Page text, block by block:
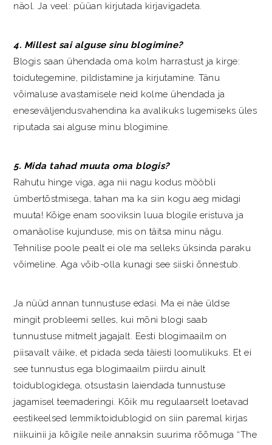
näol. Ja veel: püüan kirjutada kirjavigadeta.
4. Millest sai alguse sinu blogimine?
Blogis saan ühendada oma kolm harrastust ja kirge:
toidutegemine, pildistamine ja kirjutamine. Tänu
võimaluse avastamisele neid kolme ühendada ja
eneseväljendusvahendina ka avalikuks lugemiseks üles
riputada sai alguse minu blogimine.
5. Mida tahad muuta oma blogis?
Rahutu hinge viga, aga nii nagu kodus mööbli
ümbertõstmisega, tahan ma ka siin kogu aeg midagi
muuta! Kõige enam sooviksin luua blogile eristuva ja
omanäolise kujunduse, mis on täitsa minu nägu.
Tehnilise poole pealt ei ole ma selleks üksinda paraku
võimeline. Aga võib-olla kunagi see siiski õnnestub.
Ja nüüd annan tunnustuse edasi. Ma ei näe üldse
mingit probleemi selles, kui mõni blogi saab
tunnustuse mitmelt jagajalt. Eesti blogimaailm on
piisavalt väike, et pidada seda täiesti loomulikuks. Et ei
see tunnustus ega blogimaailm piirdu ainult
toidublogidega, otsustasin laiendada tunnustuse
jagamisel teemaderingi. Kõik mu regulaarselt loetavad
eestikeelsed lemmiktoidublogid on siin paremal kirjas
niikuinii ja kõigile neile annaksin suurima rõõmuga “The